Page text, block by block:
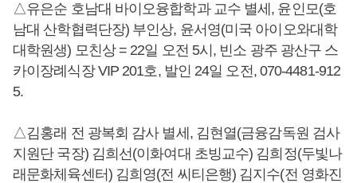
△유은순 호남대 바이오융합학과 교수 별세, 윤인모(호
남대 산학협력단장) 부인상, 윤서영(미국 아이오와대학
대학원생) 모친상 = 22일 오전 5시, 빈소 광주 광산구 스
카이장례식장 VIP 201호, 발인 24일 오전, 070-4481-912
5.
△김홍래 전 광복회 감사 별세, 김현열(금융감독원 검사
지원단 국장) 김희선(이화여대 초빙교수) 김희정(두빛나
래문화체육센터) 김희영(전 씨티은행) 김지수(전 영화진